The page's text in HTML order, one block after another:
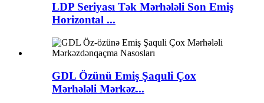
LDP Seriyası Tək Mərhələli Son Emiş
Horizontal ...
GDL Özünü Emiş Şaquli Çox
Mərhələli Mərkəz...